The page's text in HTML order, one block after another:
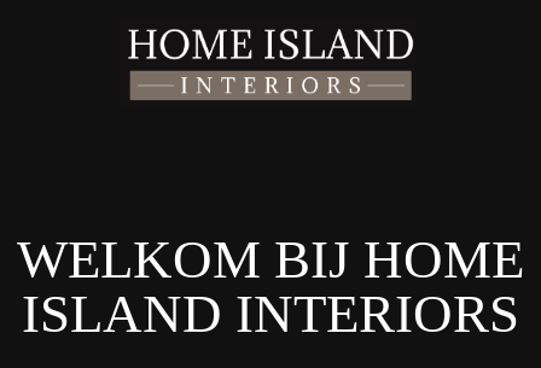
WELKOM BIJ HOME
ISLAND INTERIORS